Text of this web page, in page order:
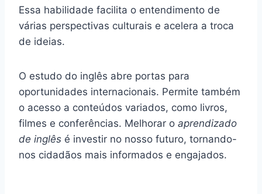
Essa habilidade facilita o entendimento de
várias perspectivas culturais e acelera a troca
de ideias.
O estudo do inglês abre portas para
oportunidades internacionais. Permite também
o acesso a conteúdos variados, como livros,
filmes e conferências. Melhorar o aprendizado
de inglês é investir no nosso futuro, tornando-
nos cidadãos mais informados e engajados.